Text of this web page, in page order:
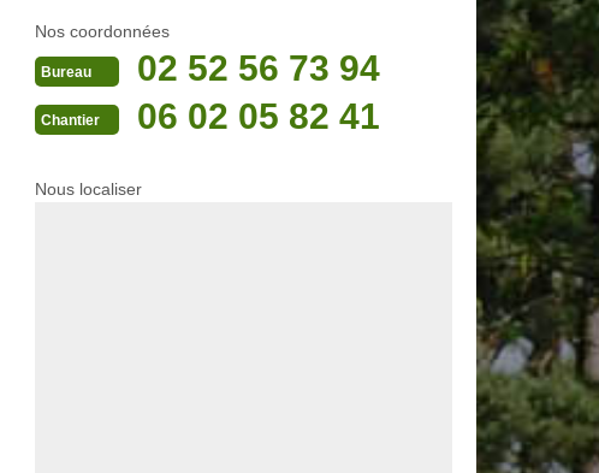
Nos coordonnées
Bureau 02 52 56 73 94
Chantier 06 02 05 82 41
Nous localiser